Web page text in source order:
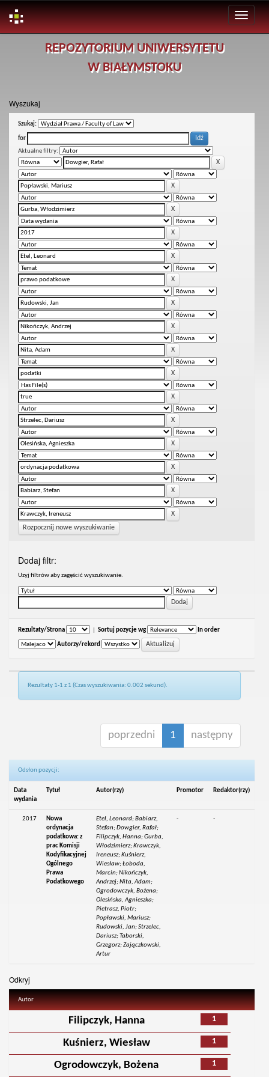
REPOZYTORIUM UNIWERSYTETU
W BIAŁYMSTOKU
Wyszukaj
Szukaj:
for
Aktualne filtry:
Rozpocznij nowe wyszukiwanie
Dodaj filtr:
Uzyj filtrów aby zagęścić wyszukiwanie.
Rezultaty/Strona Sortuj pozycje wg In order
Autorzy/rekord
Rezultaty 1-1 z 1 (Czas wyszukiwania: 0.002 sekund).
poprzedni 1 następny
Odsłon pozycji:
Data
wydania
Tytuł Autor(rzy) Promotor Redaktor(rzy)
2017
Nowa
ordynacja
podatkowa: z
prac Komisji
Kodyfikacyjnej
Ogólnego
Prawa
Podatkowego
Etel, Leonard; Babiarz,
Stefan; Dowgier, Rafał;
Filipczyk, Hanna; Gurba,
Włodzimierz; Krawczyk,
Ireneusz; Kuśnierz,
Wiesław; Łoboda,
Marcin; Nikończyk,
Andrzej; Nita, Adam;
Ogrodowczyk, Bożena;
Olesińska, Agnieszka;
Pietrasz, Piotr;
Popławski, Mariusz;
Rudowski, Jan; Strzelec,
Dariusz; Taborski,
Grzegorz; Zajączkowski,
Artur
- -
Odkryj
Autor
1
Filipczyk, Hanna
1
Kuśnierz, Wiesław
1
Ogrodowczyk, Bożena